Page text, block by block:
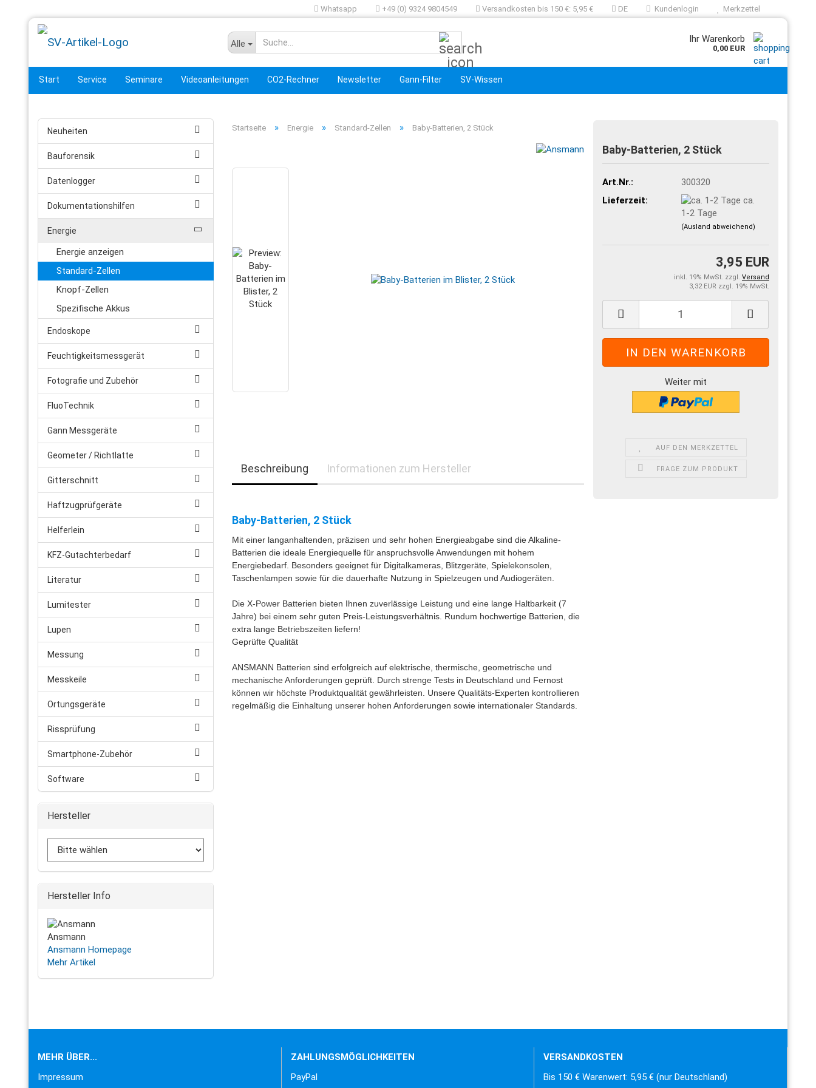
Whatsapp +49 (0) 9324 9804549 Versandkosten bis 150 €: 5,95 € DE Kundenlogin Merkzettel
Alle Ihr Warenkorb
0,00 EUR
Start Service Seminare Videoanleitungen CO2-Rechner Newsletter Gann-Filter SV-Wissen
Startseite » Energie » Standard-Zellen » Baby-Batterien, 2 Stück
Baby-Batterien, 2 Stück
Art.Nr.:
300320
Lieferzeit:
ca.
1-2 Tage
(Ausland abweichend)
3,95 EUR
inkl. 19% MwSt. zzgl. Versand
3,32 EUR zzgl. 19% MwSt.
Weiter mit
AUF DEN MERKZETTEL
FRAGE ZUM PRODUKT
Beschreibung Informationen zum Hersteller
Baby-Batterien, 2 Stück
Mit einer langanhaltenden, präzisen und sehr hohen Energieabgabe sind die Alkaline-
Batterien die ideale Energiequelle für anspruchsvolle Anwendungen mit hohem
Energiebedarf. Besonders geeignet für Digitalkameras, Blitzgeräte, Spielekonsolen,
Taschenlampen sowie für die dauerhafte Nutzung in Spielzeugen und Audiogeräten.
Die X-Power Batterien bieten Ihnen zuverlässige Leistung und eine lange Haltbarkeit (7
Jahre) bei einem sehr guten Preis-Leistungsverhältnis. Rundum hochwertige Batterien, die
extra lange Betriebszeiten liefern!
Geprüfte Qualität
ANSMANN Batterien sind erfolgreich auf elektrische, thermische, geometrische und
mechanische Anforderungen geprüft. Durch strenge Tests in Deutschland und Fernost
können wir höchste Produktqualität gewährleisten. Unsere Qualitäts-Experten kontrollieren
regelmäßig die Einhaltung unserer hohen Anforderungen sowie internationaler Standards.
Neuheiten
Bauforensik
Datenlogger
Dokumentationshilfen
Energie
Energie anzeigen
Standard-Zellen
Knopf-Zellen
Spezifische Akkus
Endoskope
Feuchtigkeitsmessgerät
Fotografie und Zubehör
FluoTechnik
Gann Messgeräte
Geometer / Richtlatte
Gitterschnitt
Haftzugprüfgeräte
Helferlein
KFZ-Gutachterbedarf
Literatur
Lumitester
Lupen
Messung
Messkeile
Ortungsgeräte
Rissprüfung
Smartphone-Zubehör
Software
Hersteller
Hersteller Info
Ansmann
Ansmann Homepage
Mehr Artikel
MEHR ÜBER...
Impressum
ZAHLUNGSMÖGLICHKEITEN
PayPal
VERSANDKOSTEN
Bis 150 € Warenwert: 5,95 € (nur Deutschland)